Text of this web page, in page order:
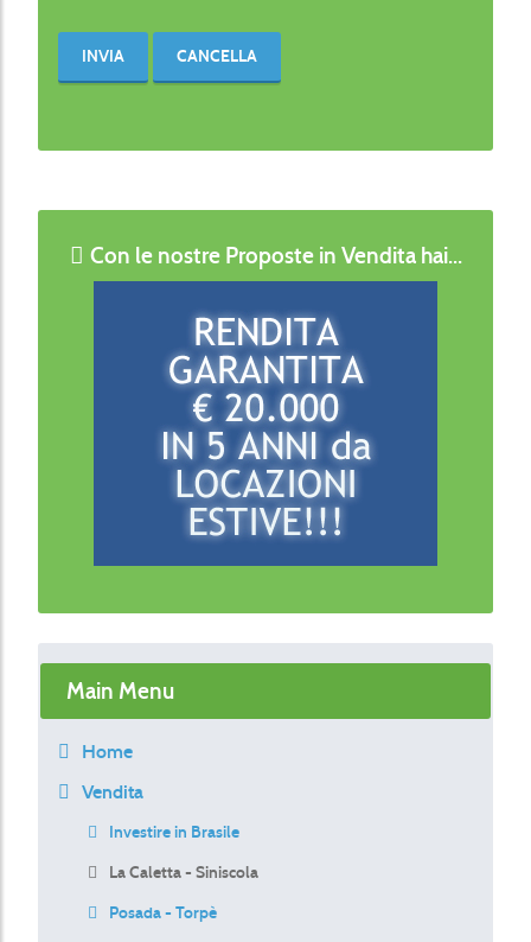
INVIA CANCELLA
Con le nostre Proposte in Vendita hai...
Main Menu
Home
Vendita
Investire in Brasile
La Caletta - Siniscola
Posada - Torpè